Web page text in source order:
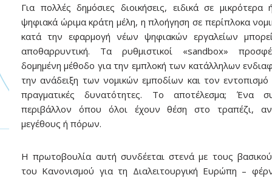
Για πολλές δημόσιες διοικήσεις, ειδικά σε μικρότερα
ψηφιακά ώριμα κράτη μέλη, η πλοήγηση σε περίπλοκα
κατά την εφαρμογή νέων ψηφιακών εργαλείων
αποθαρρυντική. Τα ρυθμιστικοί «sandbox»
δομημένη μέθοδο για την εμπλοκή των κατάλληλων
την ανάδειξη των νομικών εμποδίων και τον
πραγματικές δυνατότητες. Το αποτέλεσμα; Ένα
περιβάλλον όπου όλοι έχουν θέση στο τραπέζι,
μεγέθους ή πόρων.
Η πρωτοβουλία αυτή συνδέεται στενά με τους
του Κανονισμού για τη Διαλειτουργική Ευρώπη –